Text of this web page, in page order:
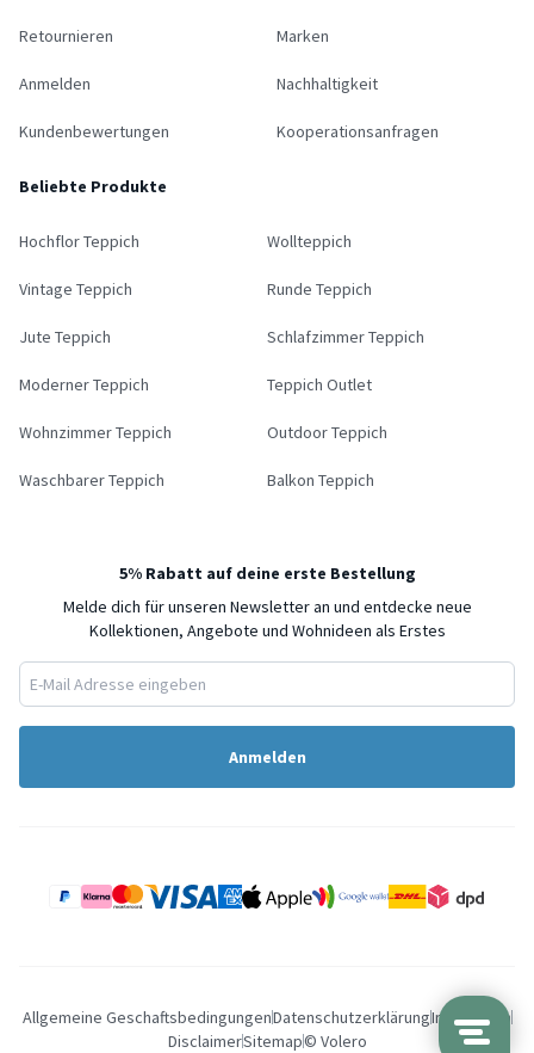
Retournieren
Anmelden
Kundenbewertungen
Marken
Nachhaltigkeit
Kooperationsanfragen
Beliebte Produkte
Hochflor Teppich Wollteppich
Vintage Teppich Runde Teppich
Jute Teppich Schlafzimmer Teppich
Moderner Teppich Teppich Outlet
Wohnzimmer Teppich Outdoor Teppich
Waschbarer Teppich Balkon Teppich
5% Rabatt auf deine erste Bestellung
Melde dich für unseren Newsletter an und entdecke neue
Kollektionen, Angebote und Wohnideen als Erstes
Anmelden
Allgemeine GeschaftsbedingungenDatenschutzerklärungImpressum
DisclaimerSitemap© Volero